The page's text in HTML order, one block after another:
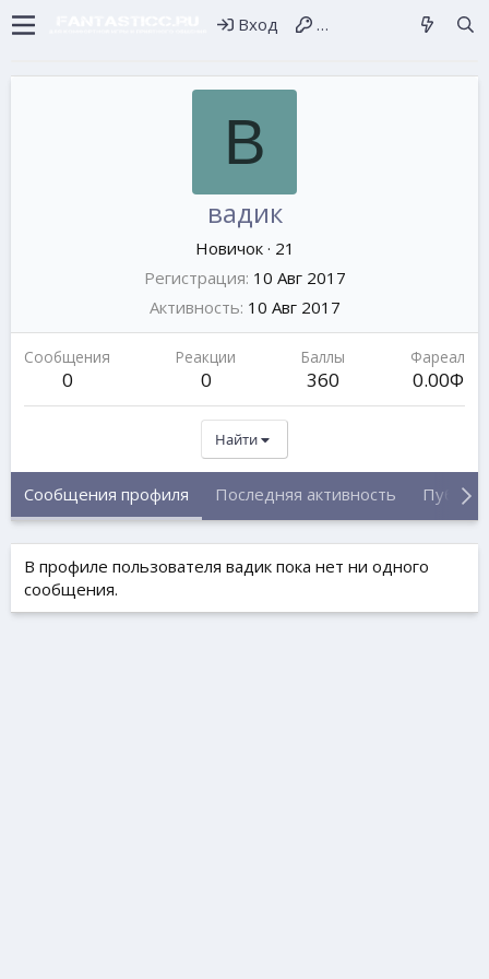
Вход Регистрация
В
вадик
Новичок · 21
Регистрация 10 Авг 2017
Активность 10 Авг 2017
Сообщения
0
Реакции
0
Баллы
360
Фареал
0.00Ф
Найти
Сообщения профиля Последняя активность
В профиле пользователя вадик пока нет ни одного
сообщения.